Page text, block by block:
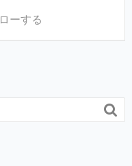
ーする
